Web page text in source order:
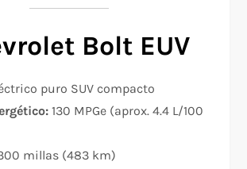
Bolt EUV
puro SUV compacto
130 MPGe (aprox. 4.4 L/100
millas (483 km)